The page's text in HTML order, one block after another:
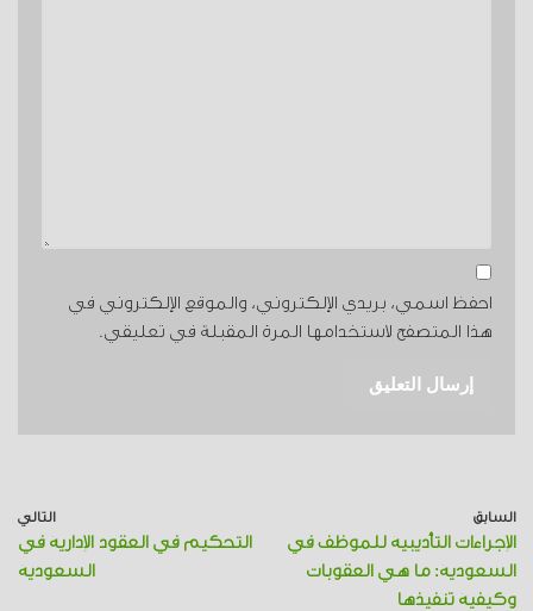
احفظ اسمي، بريدي الإلكتروني، والموقع الإلكتروني في
هذا المتصفح لاستخدامها المرة المقبلة في تعليقي.
السابق
الإجراءات التأديبية للموظف في
السعودية: ما هي العقوبات
وكيفية تنفيذها
التالي
التحكيم في العقود الإدارية في
السعودية